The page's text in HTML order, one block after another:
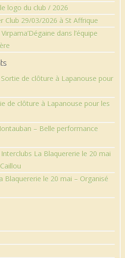
logo du club / 2026
Club 29/03/2026 à St Affrique
dans l’équipe
Sortie de clôture à Lapanouse pour
de clôture à Lapanouse pour les
– Belle performance
Interclubs La Blaquererie le 20 mai
Blaquererie le 20 mai – Organisé